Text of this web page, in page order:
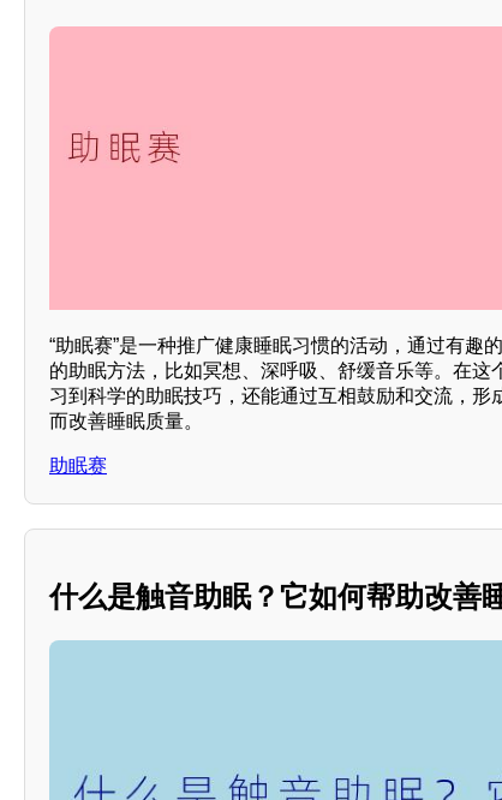
“助眠赛”是一种推广健康睡眠习惯的活动，通过有趣
的助眠方法，比如冥想、深呼吸、舒缓音乐等。在这
习到科学的助眠技巧，还能通过互相鼓励和交流，形
而改善睡眠质量。
助眠赛
什么是触音助眠？它如何帮助改善